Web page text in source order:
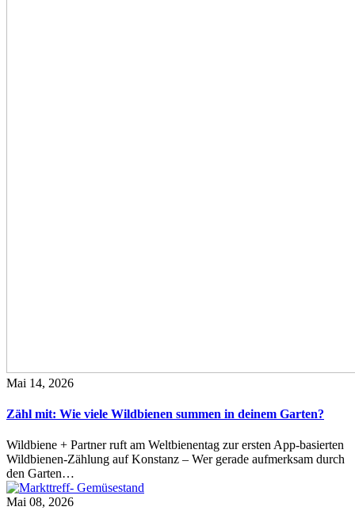
Mai 14, 2026
Zähl mit: Wie viele Wildbienen summen in deinem Garten?
Wildbiene + Partner ruft am Weltbienentag zur ersten App-basierten
Wildbienen-Zählung auf Konstanz – Wer gerade aufmerksam durch
den Garten…
Mai 08, 2026